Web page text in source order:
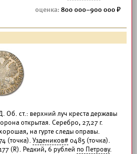
800 000–900 000
Об. ст.: верхний луч креста державы
открытая. Серебро, 27,27 г.
на гурте следы оправы.
(точка). Уздеников# 0485 (точка).
177 (R). Редкий, 6 рублей по Петрову.